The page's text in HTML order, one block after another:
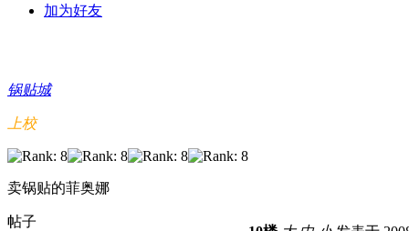
加为好友
锅贴城
上校
卖锅贴的菲奥娜
帖子